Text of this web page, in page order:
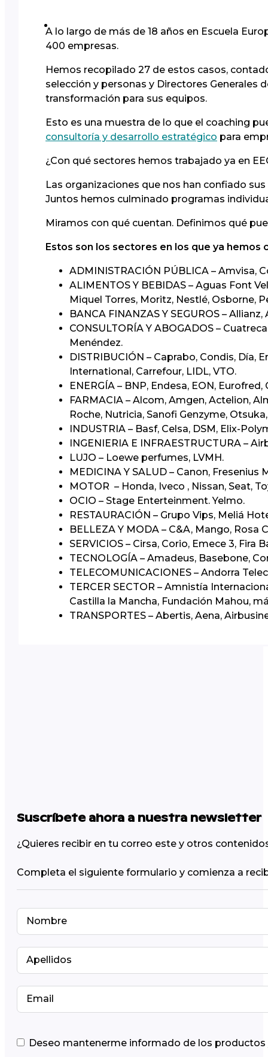
A lo largo de más de 18 años en Escuela
400 empresas.
Hemos recopilado 27 de estos casos,
selección y personas y Directores
transformación para sus equipos.
Esto es una muestra de lo que el coaching
consultoría y desarrollo estratégico para
¿Con qué sectores hemos trabajado ya en
Las organizaciones que nos han confiado
Juntos hemos culminado programas
Miramos con qué cuentan. Definimos qué
Estos son los sectores en los que ya hemos
​ADMINISTRACIÓN PÚBLICA – Amvisa,
ALIMENTOS Y BEBIDAS – Aguas Font
Miquel Torres, Moritz, Nestlé, Osborne,
BANCA FINANZAS Y SEGUROS –
CONSULTORÍA Y ABOGADOS –
Menéndez.
DISTRIBUCIÓN – Caprabo, Condis, Día,
International, Carrefour, LIDL, VTO.
ENERGÍA – BNP, Endesa, EON,
FARMACIA – Alcom, Amgen, Actelion,
Roche, Nutricia, Sanofi Genzyme,
INDUSTRIA – Basf, Celsa, DSM, Elix-
INGENIERIA E INFRAESTRUCTURA –
LUJO – Loewe perfumes, LVMH.
MEDICINA Y SALUD – Canon,
MOTOR – Honda, Iveco , Nissan, Seat,
OCIO – Stage Enterteinment. Yelmo.
RESTAURACIÓN – Grupo Vips, Meliá
BELLEZA Y MODA – C&A, Mango, Rosa
SERVICIOS – Cirsa, Corio, Emece 3, Fira
TECNOLOGÍA – Amadeus, Basebone,
TELECOMUNICACIONES – Andorra
TERCER SECTOR – Amnistía
Castilla la Mancha, Fundación Mahou,
TRANSPORTES – Abertis, Aena,
Suscríbete ahora a nuestra newsletter
¿Quieres recibir en tu correo este y otros
Completa el siguiente formulario y comienza a
Deseo mantenerme informado de los productos